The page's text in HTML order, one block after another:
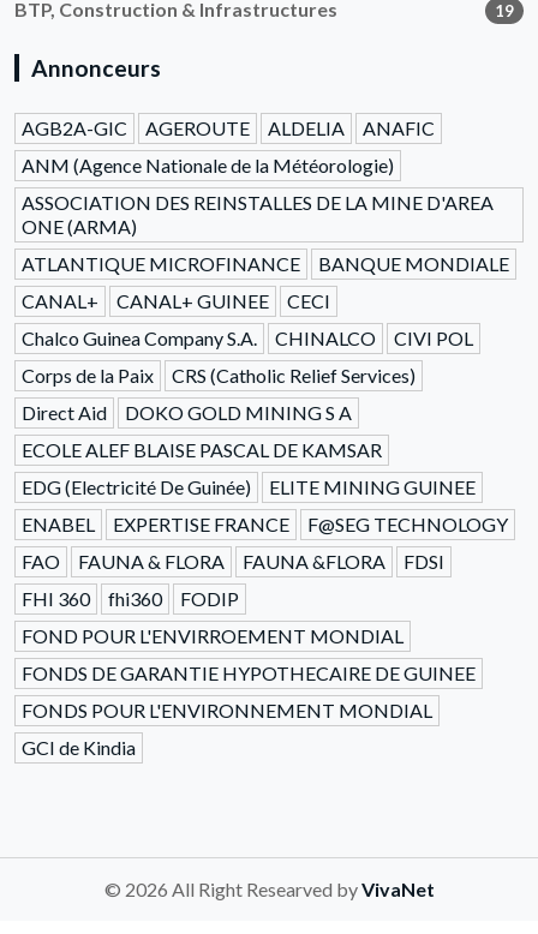
BTP, Construction & Infrastructures 19
Annonceurs
AGB2A-GIC AGEROUTE ALDELIA
ANAFIC
ANM (Agence Nationale de la Météorologie)
ASSOCIATION DES REINSTALLES DE LA MINE D'AREA
ONE (ARMA)
ATLANTIQUE MICROFINANCE
BANQUE MONDIALE
CANAL+
CANAL+ GUINEE
CECI
Chalco Guinea Company S.A.
CHINALCO
CIVI POL
Corps de la Paix
CRS (Catholic Relief Services)
Direct Aid
DOKO GOLD MINING S A
ECOLE ALEF BLAISE PASCAL DE KAMSAR
EDG (Electricité De Guinée)
ELITE MINING GUINEE
ENABEL
EXPERTISE FRANCE
F@SEG TECHNOLOGY
FAO
FAUNA & FLORA FAUNA &FLORA
FDSI
FHI 360
fhi360
FODIP
FOND POUR L'ENVIRROEMENT MONDIAL
FONDS DE GARANTIE HYPOTHECAIRE DE GUINEE
FONDS POUR L'ENVIRONNEMENT MONDIAL
GCI de Kindia
© 2026 All Right Researved byVivaNet